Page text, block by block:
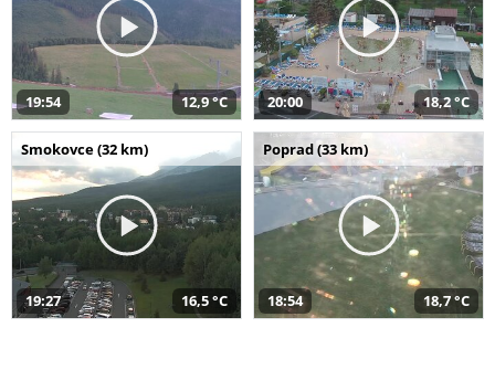
19:54 12,9 °C 20:00 18,2 °C
Smokovce (32 km)
19:27 16,5 °C
Poprad (33 km)
18:54 18,7 °C